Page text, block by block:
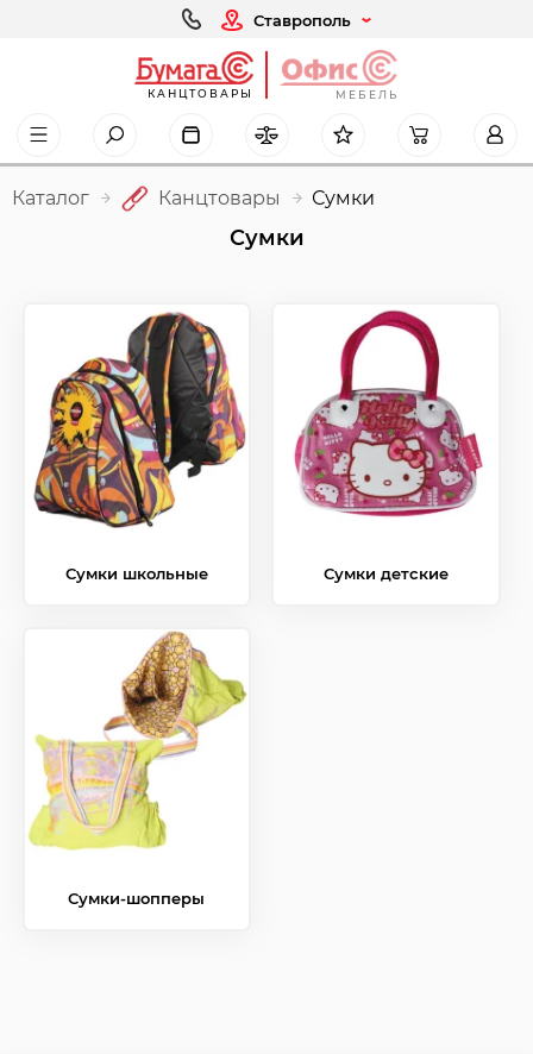
Ставрополь
КАНЦТОВАРЫ МЕБЕЛЬ
Каталог Канцтовары Сумки
Сумки
Сумки школьные Сумки детские
Сумки-шопперы